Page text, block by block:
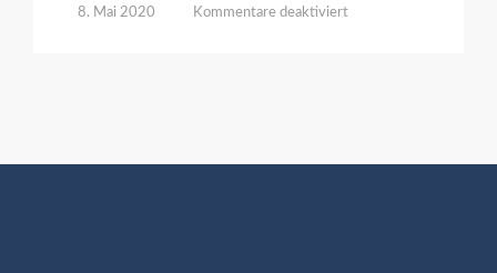
8. Mai 2020 Kommentare deaktiviertfür